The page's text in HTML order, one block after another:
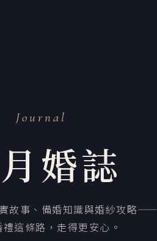
Journal
婚誌
故事、備婚知識與婚紗攻略——
這條路，走得更安心。